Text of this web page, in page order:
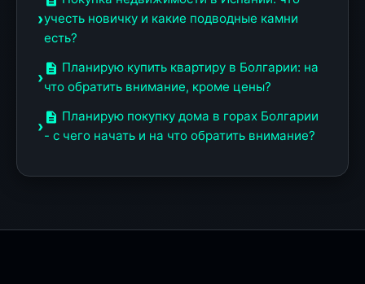
учесть новичку и какие подводные камни
есть?
Планирую купить квартиру в Болгарии: на
что обратить внимание, кроме цены?
Планирую покупку дома в горах Болгарии
- с чего начать и на что обратить внимание?